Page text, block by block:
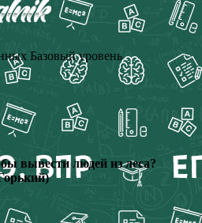
Базовый уровень
вывести людей из леса?